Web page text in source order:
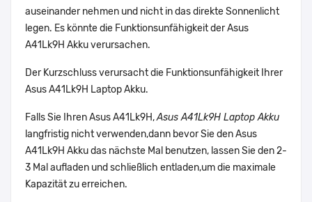
auseinander nehmen und nicht in das direkte Sonnenlicht
legen. Es könnte die Funktionsunfähigkeit der Asus
A41Lk9H Akku verursachen.
Der Kurzschluss verursacht die Funktionsunfähigkeit Ihrer
Asus A41Lk9H Laptop Akku.
Falls Sie Ihren Asus A41Lk9H,Asus A41Lk9H Laptop Akku
langfristig nicht verwenden,dann bevor Sie den Asus
A41Lk9H Akku das nächste Mal benutzen, lassen Sie den 2-
3 Mal aufladen und schließlich entladen,um die maximale
Kapazität zu erreichen.